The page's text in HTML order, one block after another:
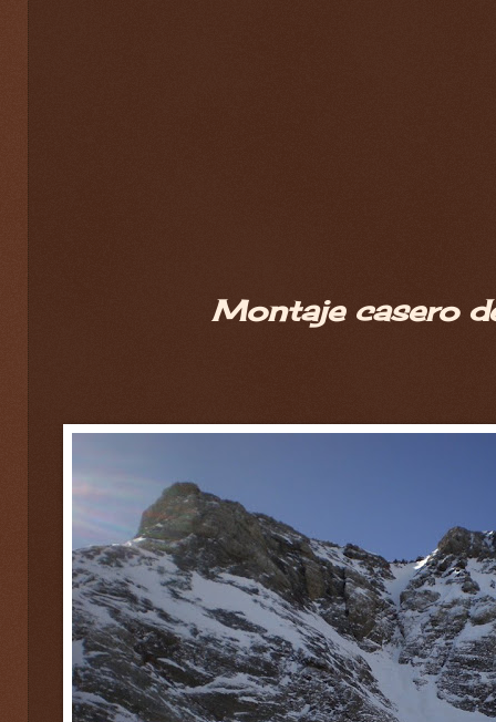
Montaje casero